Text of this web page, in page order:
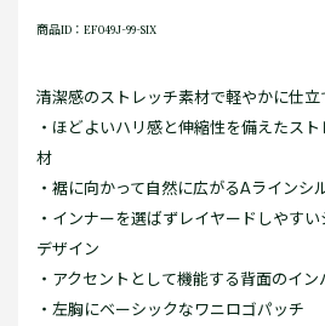
商品ID：EF049J-99-SIX
清潔感のストレッチ素材で軽やかに仕立
・ほどよいハリ感と伸縮性を備えたス
材
・裾に向かって自然に広がるAラインシ
・インナーを選ばずレイヤードしやす
デザイン
・アクセントとして機能する背面のイ
・左胸にベーシックなワニロゴパッチ